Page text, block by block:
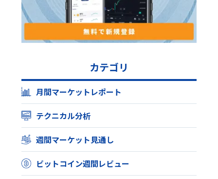
カテゴリ
月間マーケットレポート
テクニカル分析
週間マーケット見通し
ビットコイン週間レビュー